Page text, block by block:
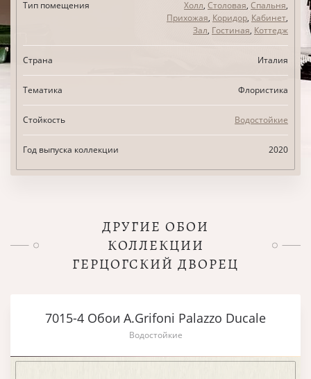
Тип помещения Холл, Столовая, Спальня,
Прихожая, Коридор, Кабинет,
Зал, Гостиная, Коттедж
Страна Италия
Тематика Флористика
Стойкость Водостойкие
Год выпуска коллекции 2020
ДРУГИЕ ОБОИ
КОЛЛЕКЦИИ
ГЕРЦОГСКИЙ ДВОРЕЦ
7015-4 Обои A.Grifoni Palazzo Ducale
Водостойкие